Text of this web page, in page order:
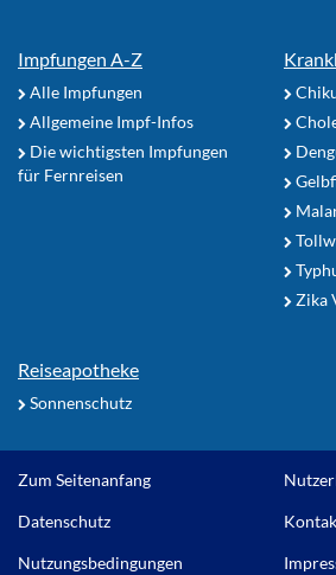
Impfungen A-Z
Alle Impfungen
Allgemeine Impf-Infos
Die wichtigsten Impfungen
für Fernreisen
Zika
Reiseapotheke
Sonnenschutz
Zum Seitenanfang
Datenschutz
Nutzungsbedingungen